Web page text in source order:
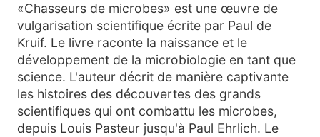
«Chasseurs de microbes» est une œuvre de
vulgarisation scientifique écrite par Paul de
Kruif. Le livre raconte la naissance et le
développement de la microbiologie en tant que
science. L'auteur décrit de manière captivante
les histoires des découvertes des grands
scientifiques qui ont combattu les microbes,
depuis Louis Pasteur jusqu'à Paul Ehrlich. Le